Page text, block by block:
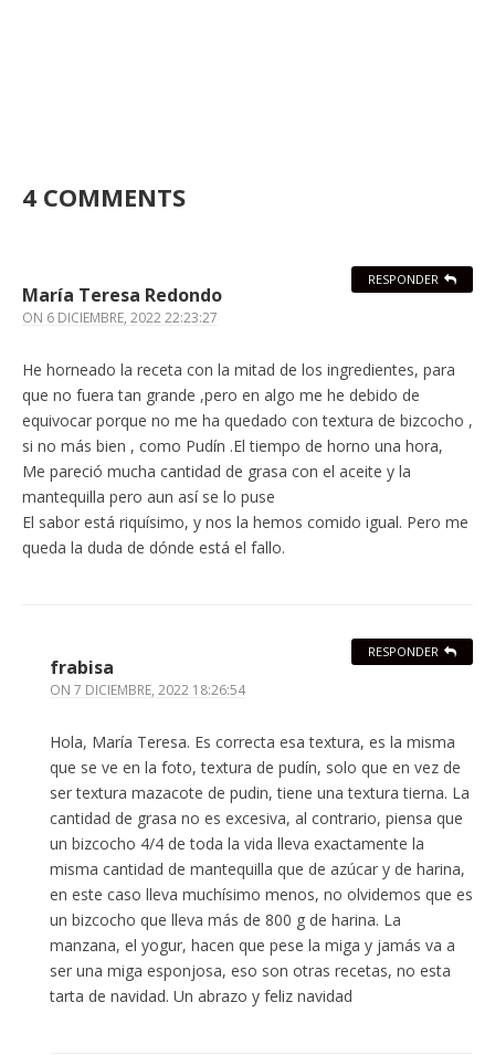
4 COMMENTS
María Teresa Redondo
ON 6 DICIEMBRE, 2022 22:23:27
He horneado la receta con la mitad de los ingredientes, para
que no fuera tan grande ,pero en algo me he debido de
equivocar porque no me ha quedado con textura de bizcocho ,
si no más bien , como Pudín .El tiempo de horno una hora,
Me pareció mucha cantidad de grasa con el aceite y la
mantequilla pero aun así se lo puse
El sabor está riquísimo, y nos la hemos comido igual. Pero me
queda la duda de dónde está el fallo.
RESPONDER
frabisa
ON 7 DICIEMBRE, 2022 18:26:54
Hola, María Teresa. Es correcta esa textura, es la misma
que se ve en la foto, textura de pudín, solo que en vez de
ser textura mazacote de pudin, tiene una textura tierna. La
cantidad de grasa no es excesiva, al contrario, piensa que
un bizcocho 4/4 de toda la vida lleva exactamente la
misma cantidad de mantequilla que de azúcar y de harina,
en este caso lleva muchísimo menos, no olvidemos que es
un bizcocho que lleva más de 800 g de harina. La
manzana, el yogur, hacen que pese la miga y jamás va a
ser una miga esponjosa, eso son otras recetas, no esta
tarta de navidad. Un abrazo y feliz navidad
RESPONDER